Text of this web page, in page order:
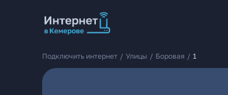
Подключить интернет / Улицы / Боровая / 1